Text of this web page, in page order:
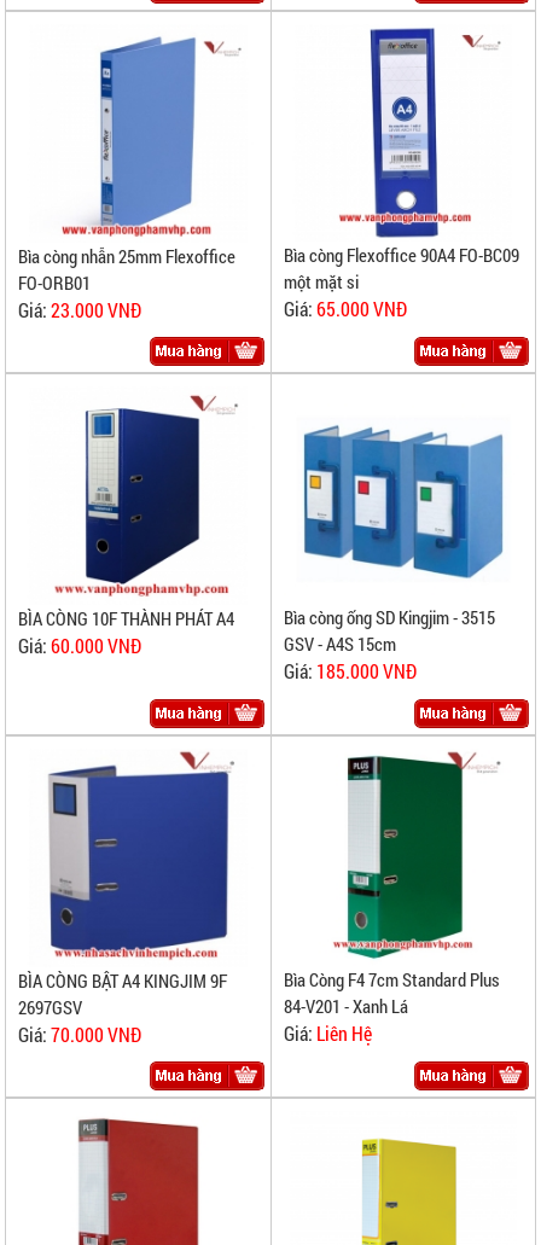
Bìa còng nhẫn 25mm Flexoffice
FO-ORB01
Giá:23.000 VNĐ
Bìa còng Flexoffice 90A4 FO-BC09
một mặt si
Giá:65.000 VNĐ
BÌA CÒNG 10F THÀNH PHÁT A4
Giá:60.000 VNĐ
Bìa còng ống SD Kingjim - 3515
GSV - A4S 15cm
Giá: 185.000 VNĐ
BÌA CÒNG BẬT A4 KINGJIM 9F
2697GSV
Giá:70.000 VNĐ
Bìa Còng F4 7cm Standard Plus
84-V201 - Xanh Lá
Giá: Liên Hệ